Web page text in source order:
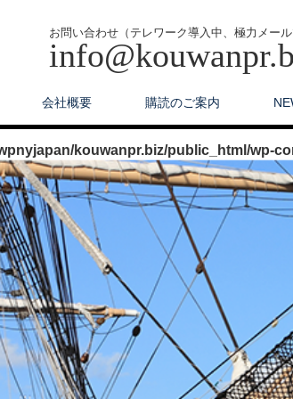
お問い合わせ（テレワーク導入中、極力メール
会社概要 購読のご案内
kouwanpr.biz/public_html/wp-